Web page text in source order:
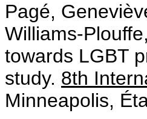
Pagé,
Williams-
towards LGBT
study. 8th
Minneapolis,